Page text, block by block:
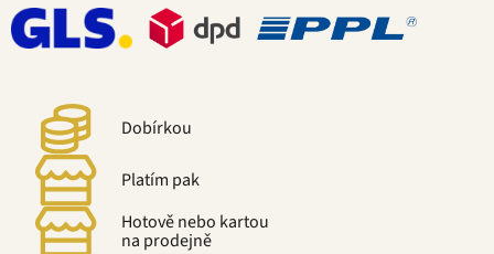
Dobírkou
Platím pak
Hotově nebo kartou
na prodejně